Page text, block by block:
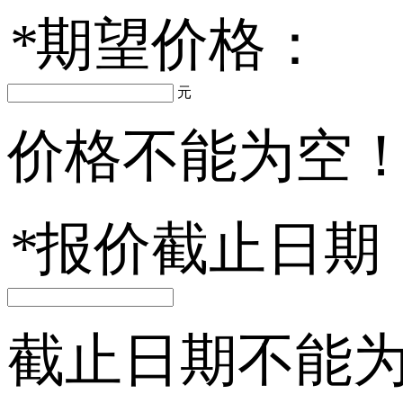
*期望价格：
元
价格不能为空
*报价截止日期
截止日期不能